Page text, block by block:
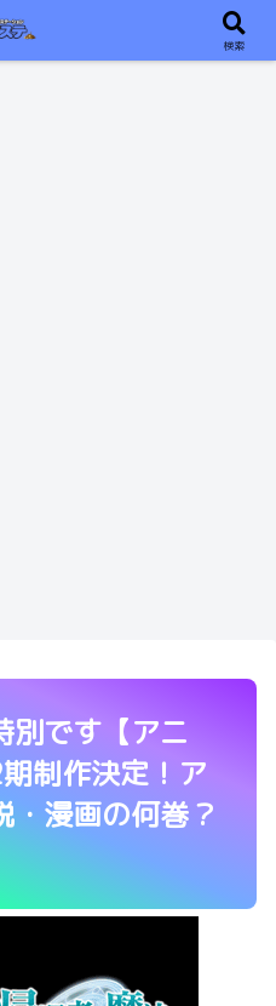
あなたに📖ラノステ📖
別です【アニ
制作決定！ア
・漫画の何巻？
検索